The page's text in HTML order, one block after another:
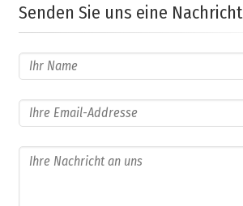
Senden Sie uns eine Nachricht